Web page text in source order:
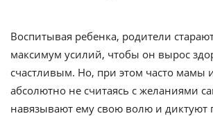
Воспитывая ребенка, родители
максимум усилий, чтобы он вырос
счастливым. Но, при этом часто мамы
абсолютно не считаясь с желаниями
навязывают ему свою волю и диктуют